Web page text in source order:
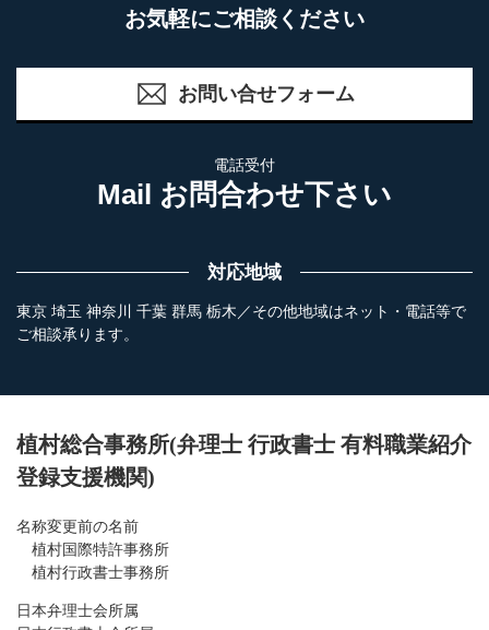
お気軽にご相談ください
お問い合せフォーム
電話受付
Mail お問合わせ下さい
対応地域
東京 埼玉 神奈川 千葉 群馬 栃木／その他地域はネット・電話等で
ご相談承ります。
植村総合事務所(弁理士 行政書士 有料職業紹介
登録支援機関)
名称変更前の名前
植村国際特許事務所
植村行政書士事務所
日本弁理士会所属